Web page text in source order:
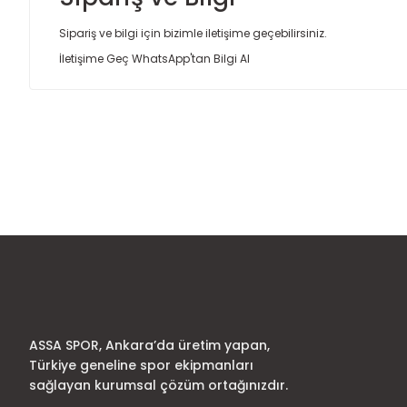
Sipariş ve bilgi için bizimle iletişime geçebilirsiniz.
İletişime Geç WhatsApp'tan Bilgi Al
Ürün bilgilerinde hatalar bulunuyor.
ASSA SPOR, Ankara’da üretim yapan,
Türkiye geneline spor ekipmanları
sağlayan kurumsal çözüm ortağınızdır.